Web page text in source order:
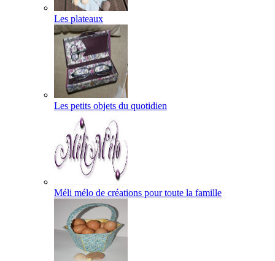
Les plateaux
Les petits objets du quotidien
Méli mélo de créations pour toute la famille